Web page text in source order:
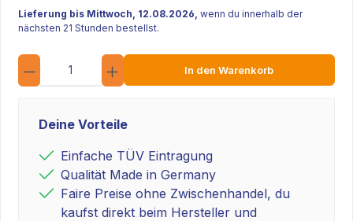
Lieferung bis Mittwoch, 12.08.2026, wenn du innerhalb der
nächsten 21 Stunden bestellst.
Anzahl
In den Warenkorb
Deine Vorteile
Einfache TÜV Eintragung
Qualität Made in Germany
Faire Preise ohne Zwischenhandel, du
kaufst direkt beim Hersteller und